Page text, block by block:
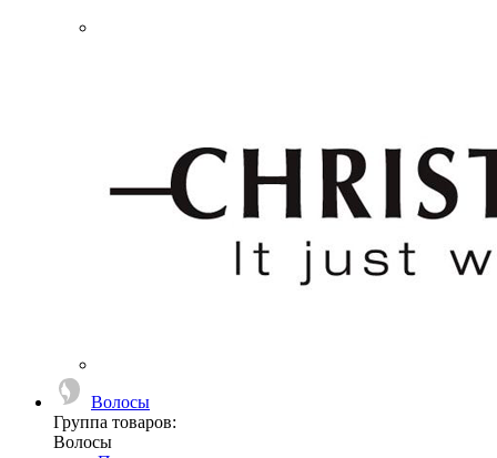
Волосы
Группа товаров:
Волосы